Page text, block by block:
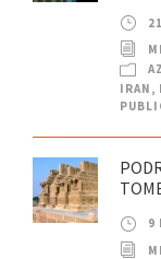
IRAN ,
9